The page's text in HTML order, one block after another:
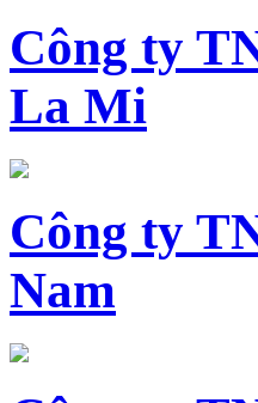
Công ty
La Mi
Công ty
Nam